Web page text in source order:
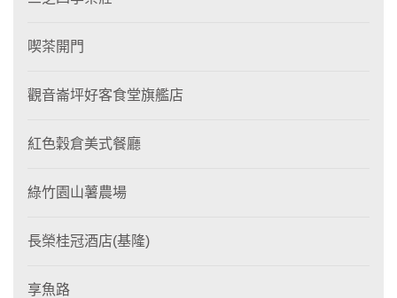
喫茶開門
觀音崙坪好客食堂旗艦店
紅色穀倉美式餐廳
綠竹園山薯農場
長榮桂冠酒店(基隆)
享魚路